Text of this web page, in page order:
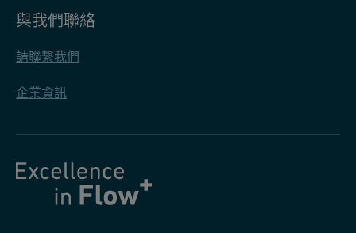
與我們聯絡
請聯繫我們
企業資訊